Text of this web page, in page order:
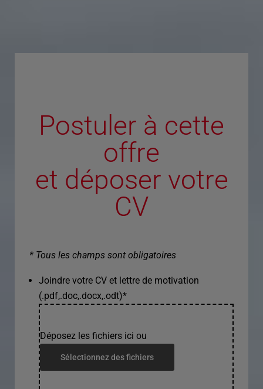
Postuler à cette
offre
et déposer votre
CV
* Tous les champs sont obligatoires
Joindre votre CV et lettre de motivation
(.pdf,.doc,.docx,.odt)*
Déposez les fichiers ici ou
Sélectionnez des fichiers